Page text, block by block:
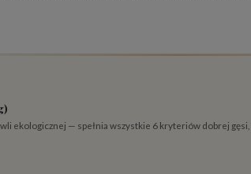
ekologicznej — spełnia wszystkie 6 kryteriów dobrej gęsi,